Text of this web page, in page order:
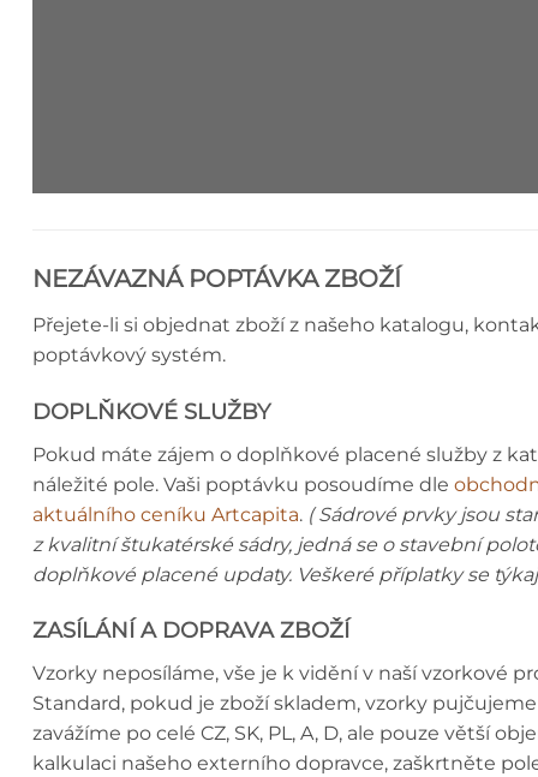
NEZÁVAZNÁ POPTÁVKA ZBOŽÍ
Přejete-li si objednat zboží z našeho katalogu,
poptávkový systém.
DOPLŇKOVÉ SLUŽBY
Pokud máte zájem o doplňkové placené služby z
náležité pole. Vaši poptávku posoudíme dle
aktuálního ceníku Artcapita. ( Sádrové prvky jsou
z kvalitní štukatérské sádry, jedná se o stavební
doplňkové placené updaty. Veškeré příplatky se
ZASÍLÁNÍ A DOPRAVA ZBOŽÍ
Vzorky neposíláme, vše je k vidění v naší vzorkové
Standard, pokud je zboží skladem, vzorky
zavážíme po celé CZ, SK, PL, A, D, ale pouze větší
kalkulaci našeho externího dopravce, zaškrtněte